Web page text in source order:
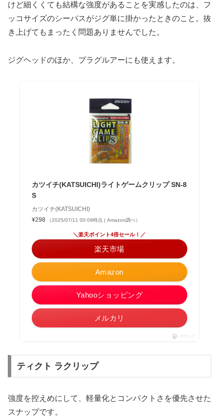
けど細くくても結構な強度があることを実感したのは、フ
ッコサイズのシーバスがジグ単に掛かったときのこと。抜
き上げてもまったく問題ありませんでした。
ジグヘッドのほか、プラグルアーにも使えます。
カツイチ(KATSUICHI)ライトゲームクリップ SN-8
S
カツイチ(KATSUICHI)
¥298
（2025/07/11 00:09時点 | Amazon調べ）
Amazon
＼楽天ポイント4倍セール！／
楽天市場
Yahooショッピング
メルカリ
ポチップ
ティクト ラクリップ
強度を控えめにして、軽量化とコンパクトさを優先させた
スナップです。